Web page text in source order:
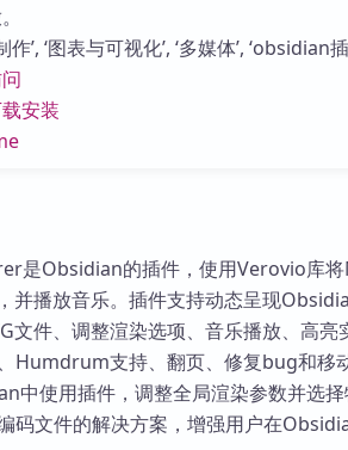
’, ‘图表与可视化’, ‘多媒体’, ‘obsidian
安装
是Obsidian的插件，使用Verovio库将
并播放音乐。插件支持动态呈现
文件、调整渲染选项、音乐播放、高
Humdrum支持、翻页、修复bug和移
中使用插件，调整全局渲染参数并选择
码文件的解决方案，增强用户在